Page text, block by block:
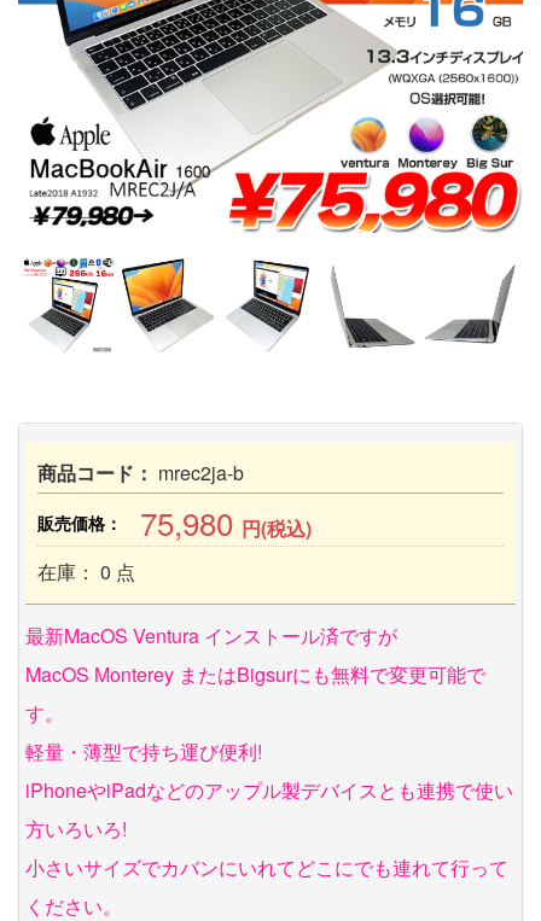
商品コード： mrec2ja-b
販売価格： 75,980 円(税込)
在庫： 0 点
最新MacOS Ventura インストール済ですが
MacOS Monterey またはBigsurにも無料で変更可能で
す。
軽量・薄型で持ち運び便利!
iPhoneやiPadなどのアップル製デバイスとも連携で使い
方いろいろ!
小さいサイズでカバンにいれてどこにでも連れて行って
ください。